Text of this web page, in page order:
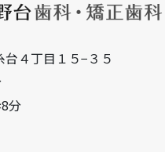
４丁目１５−３５
分